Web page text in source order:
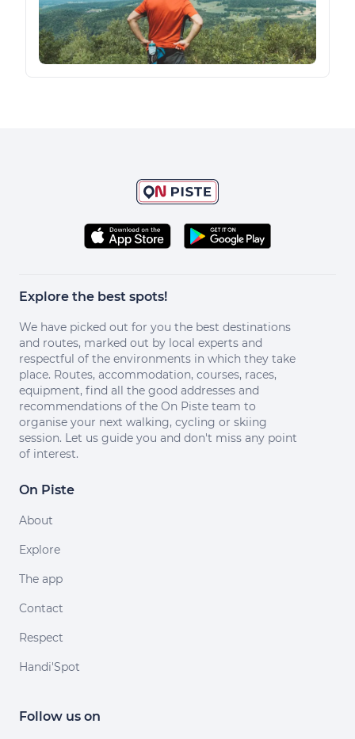
Explore the best spots!
We have picked out for you the best destinations
and routes, marked out by local experts and
respectful of the environments in which they take
place. Routes, accommodation, courses, races,
equipment, find all the good addresses and
recommendations of the On Piste team to
organise your next walking, cycling or skiing
session. Let us guide you and don't miss any point
of interest.
On Piste
About
Explore
The app
Contact
Respect
Handi'Spot
Follow us on